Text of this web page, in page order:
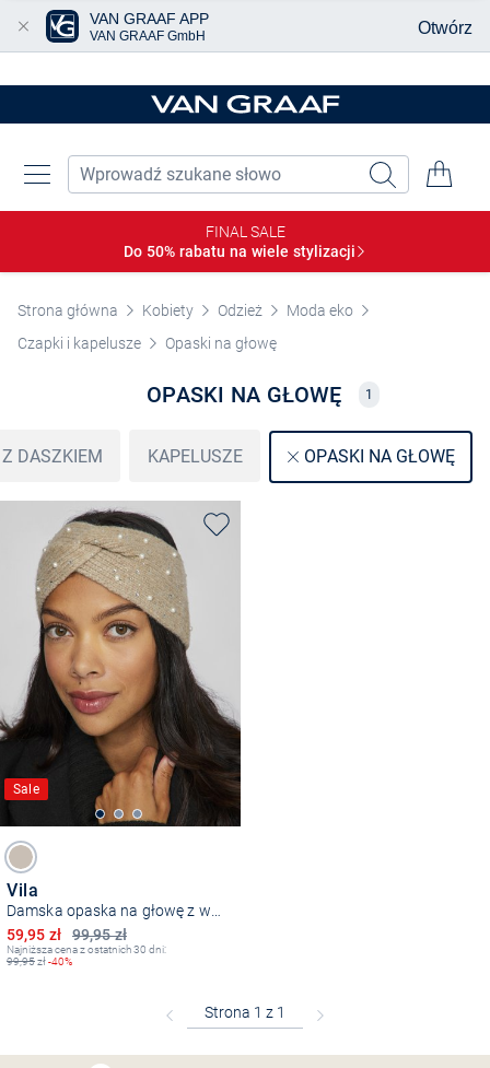
FINAL SALE
Do 50% rabatu na wiele stylizacji
Strona główna Kobiety Odzież
Moda eko
Czapki i kapelusze
Opaski na głowę
OPASKI NA GŁOWĘ 1
DASZKIEM KAPELUSZE OPASKI NA GŁOWĘ
Sale
Vila
99,95 zł
Obniżona cena
59,95 zł
Najniższa cena z ostatnich 30 dni:
99,95zł-40%
Bezpłatna dostawa z FriendsCLUB
VAN GRAAF APP
VAN GRAAF GmbH Otwórz